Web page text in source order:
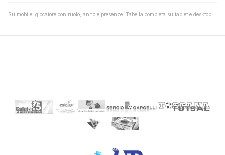
Su mobile: giocatore con ruolo, anno e presenze. Tabella completa su tablet e desktop.